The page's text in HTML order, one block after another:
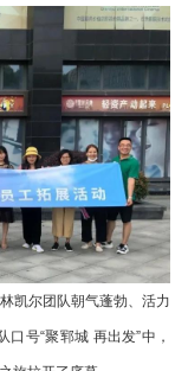
凯尔团队朝气蓬勃、活力
号“聚郓城 再出发”中，